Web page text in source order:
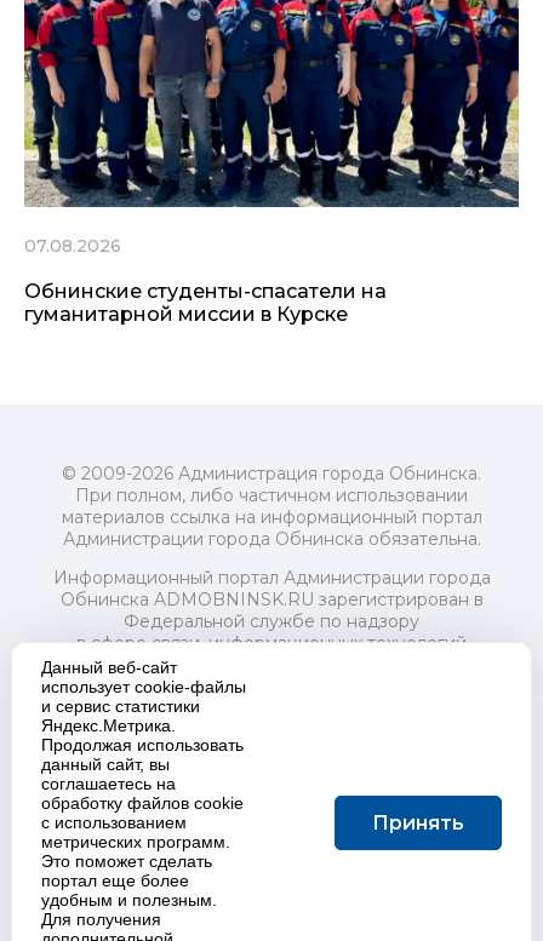
07.08.2026
Обнинские студенты-спасатели на
гуманитарной миссии в Курске
© 2009-2026 Администрация города Обнинска.
При полном, либо частичном использовании
материалов ссылка на информационный портал
Администрации города Обнинска обязательна.
Информационный портал Администрации города
Обнинска ADMOBNINSK.RU зарегистрирован в
Федеральной службе по надзору
в сфере связи, информационных технологий
и массовых коммуникаций (Роскомнадзор) 24 июля
2018 года.
Свидетельство о регистрации Эл № ФС77-73321
Учредитель: Администрация (исполнительно-
распорядительный орган) городского округа "Город
Обнинск". Главный редактор: Байкова Е.А.
Адрес электронной почты Редакции:
redactor@admobninsk.ru
Телефон Редакции: +7 (484) 395-85-85
Настоящий ресурс содержит материалы 18+
Политика в отношении обработки персональных
Данный веб-сайт
использует cookie-файлы
и сервис статистики
Яндекс.Метрика.
Продолжая использовать
данный сайт, вы
соглашаетесь на
обработку файлов cookie
с использованием
метрических программ.
Это поможет сделать
портал еще более
удобным и полезным.
Для получения
Принять